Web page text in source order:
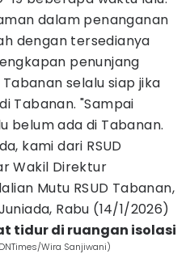
dalam penanganan
dengan tersedianya
penunjang
selalu siap jika
Tabanan. "Sampai
belum ada di Tabanan.
kami dari RSUD
Wakil Direktur
Mutu RSUD Tabanan,
Rabu (14/1/2026)
tidur di ruangan isolasi
Wira Sanjiwani)